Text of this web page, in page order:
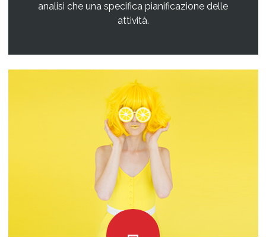
analisi che una specifica pianificazione delle
attività.